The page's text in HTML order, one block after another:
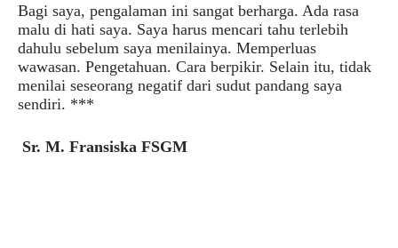
Bagi saya, pengalaman ini sangat berharga. Ada rasa
malu di hati saya. Saya harus mencari tahu terlebih
dahulu sebelum saya menilainya. Memperluas
wawasan. Pengetahuan. Cara berpikir. Selain itu, tidak
menilai seseorang negatif dari sudut pandang saya
sendiri. ***
Sr. M. Fransiska FSGM